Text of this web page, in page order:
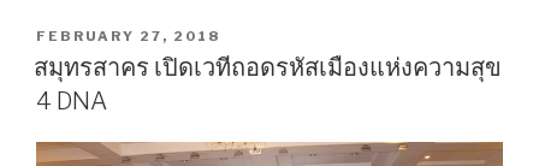
คลอด
“กฎหมาย
–
POSTED
ON
FEBRUARY 27, 2018
สมุทรสาคร เปิดเวทีถอดรหัสเมืองแห่งความสุข
4 DNA